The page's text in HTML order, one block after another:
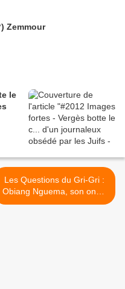
Zemmour
le
Les Questions du Gri-Gri :
Obiang Nguema, son oncle
Macias et Alain-Ali Bongo >